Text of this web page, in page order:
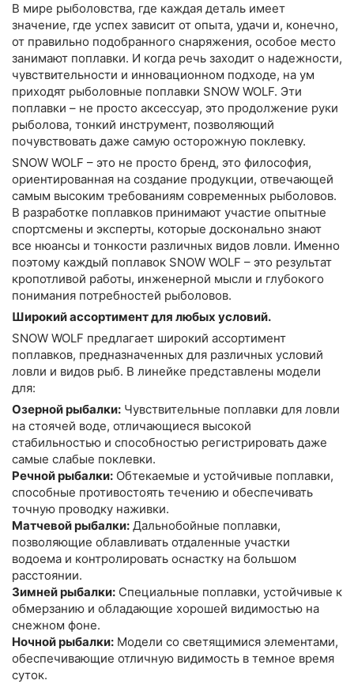
В мире рыболовства, где каждая деталь имеет
значение, где успех зависит от опыта, удачи и, конечно,
от правильно подобранного снаряжения, особое место
занимают поплавки. И когда речь заходит о надежности,
чувствительности и инновационном подходе, на ум
приходят рыболовные поплавки SNOW WOLF. Эти
поплавки – не просто аксессуар, это продолжение руки
рыболова, тонкий инструмент, позволяющий
почувствовать даже самую осторожную поклевку.
SNOW WOLF – это не просто бренд, это философия,
ориентированная на создание продукции, отвечающей
самым высоким требованиям современных рыболовов.
В разработке поплавков принимают участие опытные
спортсмены и эксперты, которые досконально знают
все нюансы и тонкости различных видов ловли. Именно
поэтому каждый поплавок SNOW WOLF – это результат
кропотливой работы, инженерной мысли и глубокого
понимания потребностей рыболовов.
Широкий ассортимент для любых условий.
SNOW WOLF предлагает широкий ассортимент
поплавков, предназначенных для различных условий
ловли и видов рыб. В линейке представлены модели
для:
Озерной рыбалки: Чувствительные поплавки для ловли
на стоячей воде, отличающиеся высокой
стабильностью и способностью регистрировать даже
самые слабые поклевки.
Речной рыбалки: Обтекаемые и устойчивые поплавки,
способные противостоять течению и обеспечивать
точную проводку наживки.
Матчевой рыбалки: Дальнобойные поплавки,
позволяющие облавливать отдаленные участки
водоема и контролировать оснастку на большом
расстоянии.
Зимней рыбалки: Специальные поплавки, устойчивые к
обмерзанию и обладающие хорошей видимостью на
снежном фоне.
Ночной рыбалки: Модели со светящимися элементами,
обеспечивающие отличную видимость в темное время
суток.